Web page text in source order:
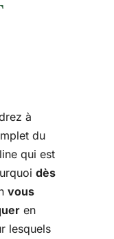
à
du
qui est
dès
vous
en
lesquels